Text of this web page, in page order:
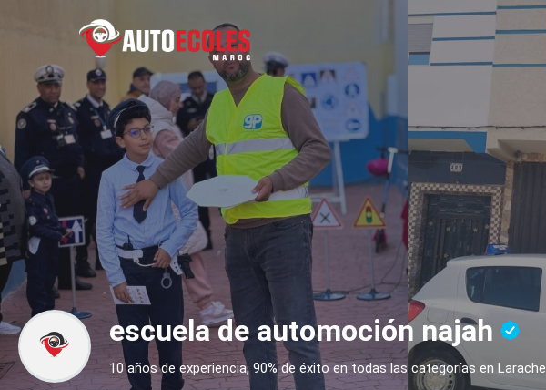
escuela de automoción najah
10 años de experiencia, 90% de éxito en todas las categorías en Larache